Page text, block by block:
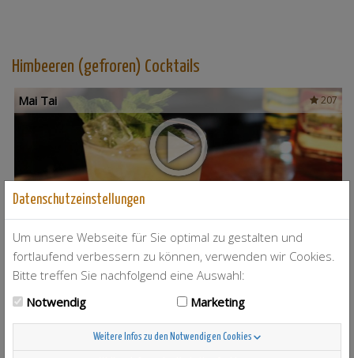
Himbeeren (gefroren) Cocktails
207
Mai Tai
2
Rouzeberry Mint
Sweet Naomi
Datenschutzeinstellungen
Um unsere Webseite für Sie optimal zu gestalten und
fortlaufend verbessern zu können, verwenden wir Cookies.
Bitte treffen Sie nachfolgend eine Auswahl:
Notwendig
Marketing
Weitere Infos zu den Notwendigen Cookies